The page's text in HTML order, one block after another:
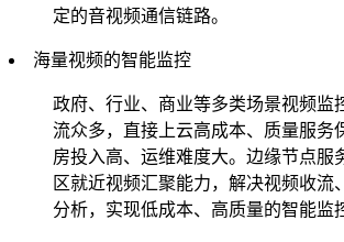
定的音视频通信链路。
海量视频的智能监控
政府、行业、商业等多类场景视频监
流众多，直接上云高成本、质量服务
房投入高、运维难度大。边缘节点服
区就近视频汇聚能力，解决视频收流
分析，实现低成本、高质量的智能监